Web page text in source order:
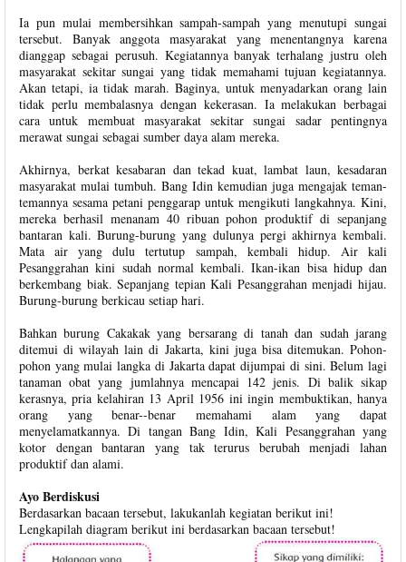
Ia pun mulai membersihkan sampah-sampah yang menutupi sungai
tersebut. Banyak anggota masyarakat yang menentangnya karena
dianggap sebagai perusuh. Kegiatannya banyak terhalang justru oleh
masyarakat sekitar sungai yang tidak memahami tujuan kegiatannya.
Akan tetapi, ia tidak marah. Baginya, untuk menyadarkan orang lain
tidak perlu membalasnya dengan kekerasan. Ia melakukan berbagai
cara untuk membuat masyarakat sekitar sungai sadar pentingnya
merawat sungai sebagai sumber daya alam mereka.
Akhirnya, berkat kesabaran dan tekad kuat, lambat laun, kesadaran
masyarakat mulai tumbuh. Bang Idin kemudian juga mengajak teman-
temannya sesama petani penggarap untuk mengikuti langkahnya. Kini,
mereka berhasil menanam 40 ribuan pohon produktif di sepanjang
bantaran kali. Burung-burung yang dulunya pergi akhirnya kembali.
Mata air yang dulu tertutup sampah, kembali hidup. Air kali
Pesanggrahan kini sudah normal kembali. Ikan-ikan bisa hidup dan
berkembang biak. Sepanjang tepian Kali Pesanggrahan menjadi hijau.
Burung-burung berkicau setiap hari.
Bahkan burung Cakakak yang bersarang di tanah dan sudah jarang
ditemui di wilayah lain di Jakarta, kini juga bisa ditemukan. Pohon-
pohon yang mulai langka di Jakarta dapat dijumpai di sini. Belum lagi
tanaman obat yang jumlahnya mencapai 142 jenis. Di balik sikap
kerasnya, pria kelahiran 13 April 1956 ini ingin membuktikan, hanya
orang yang benar--benar memahami alam yang dapat
menyelamatkannya. Di tangan Bang Idin, Kali Pesanggrahan yang
kotor dengan bantaran yang tak terurus berubah menjadi lahan
produktif dan alami.
Ayo Berdiskusi
Berdasarkan bacaan tersebut, lakukanlah kegiatan berikut ini!
Lengkapilah diagram berikut ini berdasarkan bacaan tersebut!